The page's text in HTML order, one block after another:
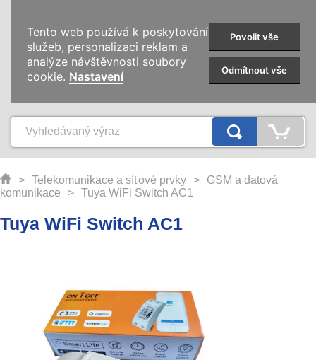
KATEGORIE
> Telekomunikace a síťové prvky >
GSM a datová
komunikace
> Tuya WiFi Switch AC1
Tuya WiFi Switch AC1
Tento web používá k poskytování
služeb, personalizaci reklam a
analýze návštěvnosti soubory
cookie. Nastavení
Povolit vše
Odmítnout vše